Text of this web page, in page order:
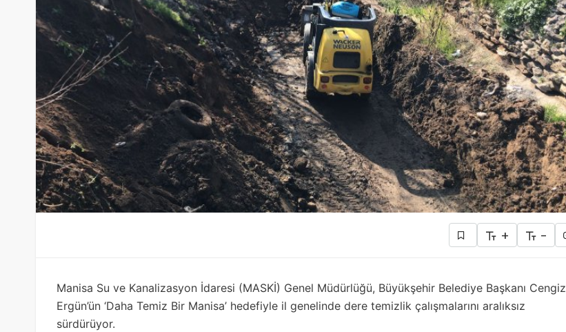
+ -
Manisa Su ve Kanalizasyon İdaresi (MASKİ) Genel Müdürlüğü, Büyükşehir Belediye Başkanı Cengiz
Ergün’ün ‘Daha Temiz Bir Manisa’ hedefiyle il genelinde dere temizlik çalışmalarını aralıksız
sürdürüyor.